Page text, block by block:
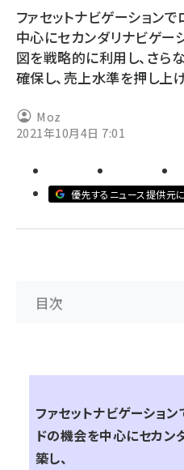
note (2317)
セミナー (2310)
z世代 (1623)
llmo (1167)
ファセットナビゲーション
中心にセカンダリナビゲー
図を戦略的に利用し、さら
確保し、売上水準を押し上
Moz
2021年10月4日 7:01
優先するニュース提供元
目次
ファセットナビゲーショ
ドの機会を中心にセカン
築し、